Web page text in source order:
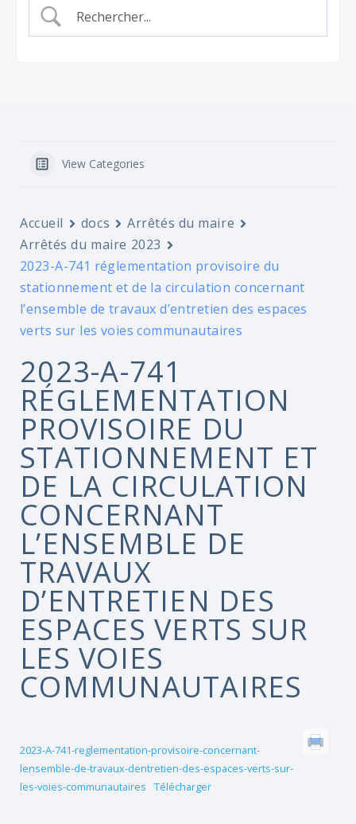
View Categories
Accueil docs
Arrêtés du maire
Arrêtés du maire 2023
2023-A-741 réglementation provisoire du
stationnement et de la circulation concernant
l’ensemble de travaux d’entretien des espaces
verts sur les voies communautaires
2023-A-741
RÉGLEMENTATION
PROVISOIRE DU
STATIONNEMENT ET
DE LA CIRCULATION
CONCERNANT
L’ENSEMBLE DE
TRAVAUX
D’ENTRETIEN DES
ESPACES VERTS SUR
LES VOIES
COMMUNAUTAIRES
2023-A-741-reglementation-provisoire-concernant-
lensemble-de-travaux-dentretien-des-espaces-verts-sur-
les-voies-communautaires
Télécharger